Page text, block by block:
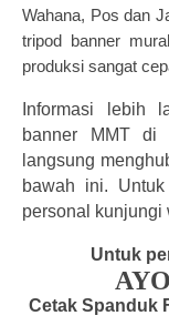
Wahana, Pos dan
tripod bannerm
produksi sangat
Informasi lebih
banner MMT di
langsung
bawah ini.
personal kunjungi
Untuk
Cetak Spanduk